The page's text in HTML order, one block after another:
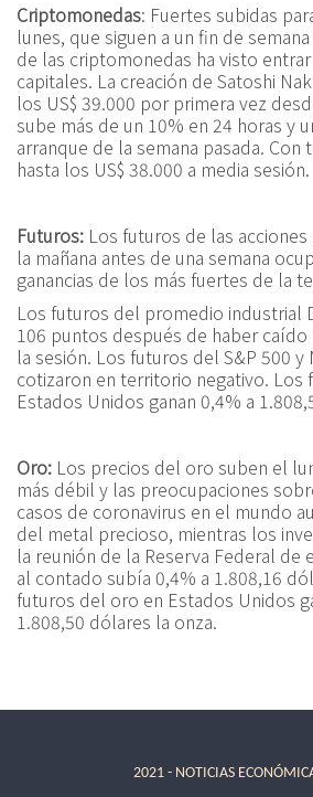
Criptomonedas: Fuertes subidas
lunes, que siguen a un fin de
de las criptomonedas ha visto
capitales. La creación de Satoshi
los US$ 39.000 por primera vez
sube más de un 10% en 24 horas y
arranque de la semana pasada.
hasta los US$ 38.000 a media sesión.
Futuros: Los futuros de las
la mañana antes de una semana
ganancias de los más fuertes de la
Los futuros del promedio industrial
106 puntos después de haber caído
la sesión. Los futuros del S&P 500 y
cotizaron en territorio negativo. Los
Estados Unidos ganan 0,4% a
Oro: Los precios del oro suben el
más débil y las preocupaciones
casos de coronavirus en el mundo
del metal precioso, mientras los
la reunión de la Reserva Federal de
al contado subía 0,4% a 1.808,16
futuros del oro en Estados Unidos
1.808,50 dólares la onza.
2021 - NOTICIAS